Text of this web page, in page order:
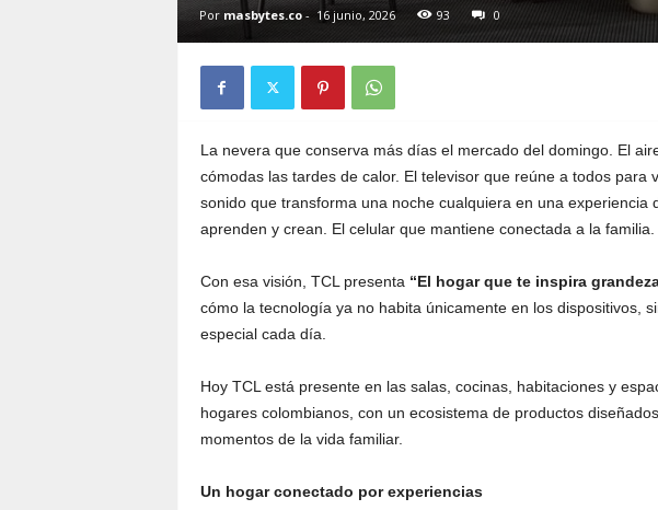
Por masbytes.co- 16 junio, 2026 93 0
La nevera que conserva más días el mercado del domingo. El
cómodas las tardes de calor. El televisor que reúne a todos para
sonido que transforma una noche cualquiera en una experiencia
aprenden y crean. El celular que mantiene conectada a la familia.
Con esa visión, TCL presenta “El hogar que te inspira
cómo la tecnología ya no habita únicamente en los dispositivos,
especial cada día.
Hoy TCL está presente en las salas, cocinas, habitaciones y
hogares colombianos, con un ecosistema de productos
momentos de la vida familiar.
Un hogar conectado por experiencias